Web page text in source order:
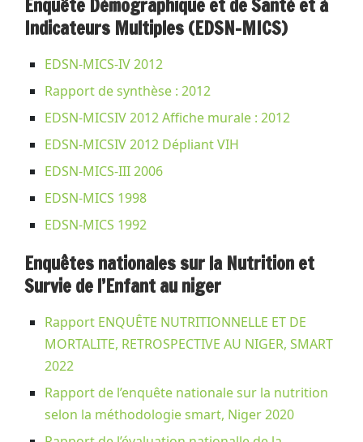
Enquête Démographique et de Santé et à
Indicateurs Multiples (EDSN-MICS)
EDSN-MICS-IV 2012
Rapport de synthèse : 2012
EDSN-MICSIV 2012 Affiche murale : 2012
EDSN-MICSIV 2012 Dépliant VIH
EDSN-MICS-III 2006
EDSN-MICS 1998
EDSN-MICS 1992
Enquêtes nationales sur la Nutrition et
Survie de l’Enfant au niger
Rapport ENQUÊTE NUTRITIONNELLE ET DE
MORTALITE, RETROSPECTIVE AU NIGER, SMART
2022
Rapport de l’enquête nationale sur la nutrition
selon la méthodologie smart, Niger 2020